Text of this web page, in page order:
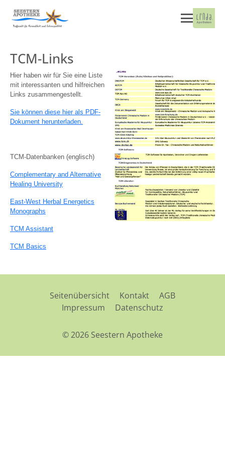
TCM-Links
Hier haben wir für Sie eine Liste
mit interessanten und hilfreichen
Links zusammengestellt.
Sie können diese hier als PDF-
Dokument herunterladen.
TCM-Datenbanken (englisch)
Complementary and Alternative
Healing University
East-West Herbal Energetics
Monographs
TCM Assistant
TCM Basics
Seitenübersicht Kontakt
AGB
Impressum
Datenschutz
© 2026 Seestern Apotheke